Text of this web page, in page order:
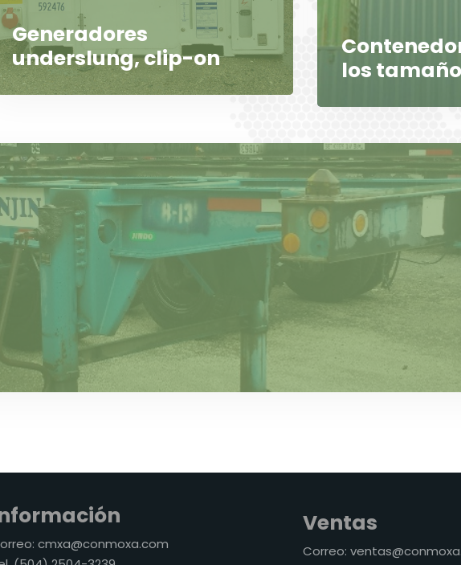
Generadores
underslung, clip-on
los
cmxa@conmoxa.com
Ventas
Correo: